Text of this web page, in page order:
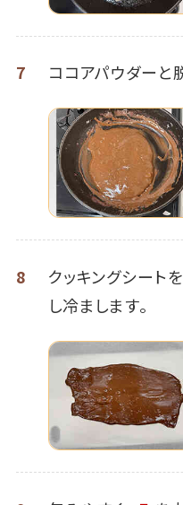
7 ココアパウダーと
8 クッキングシート
し冷まします。